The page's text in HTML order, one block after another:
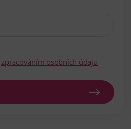
zpracováním osobních údajů